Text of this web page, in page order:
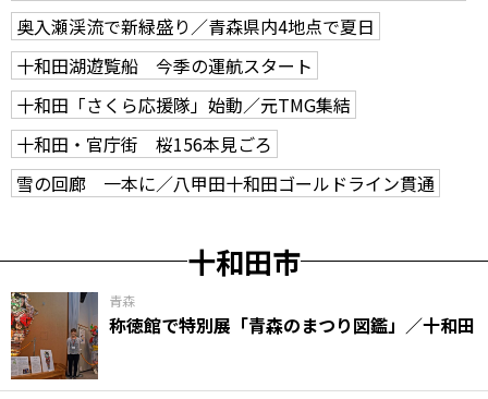
奥入瀬渓流で新緑盛り／青森県内4地点で夏日
十和田湖遊覧船 今季の運航スタート
十和田「さくら応援隊」始動／元TMG集結
十和田・官庁街 桜156本見ごろ
雪の回廊 一本に／八甲田十和田ゴールドライン貫通
十和田市
青森
称徳館で特別展「青森のまつり図鑑」／十和田